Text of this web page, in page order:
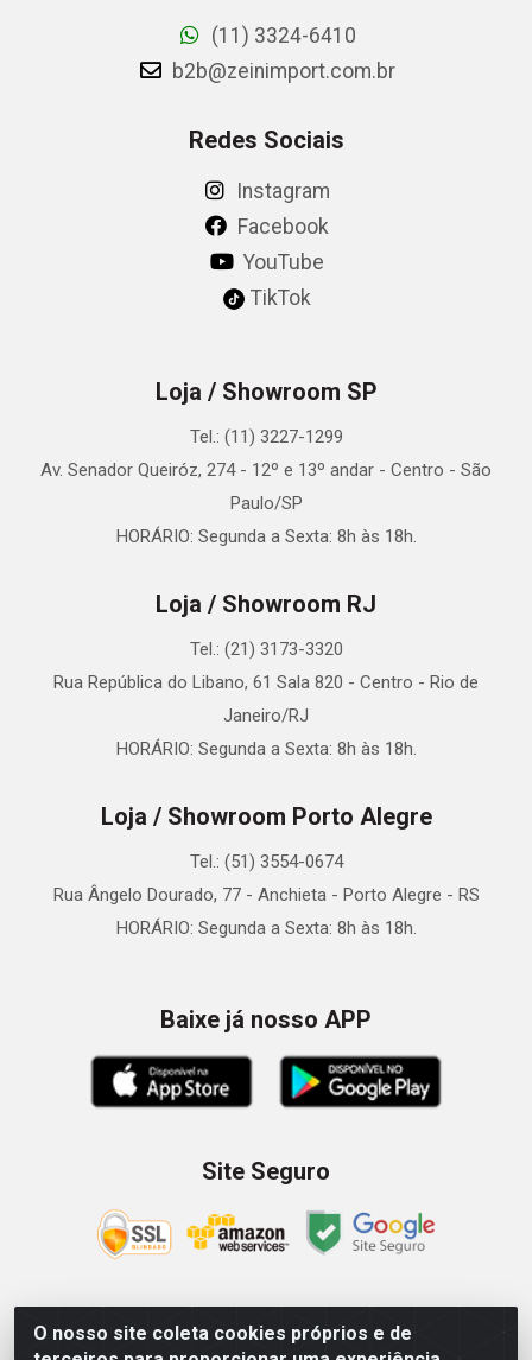
O nosso site coleta cookies próprios e de
(11) 3324-6410
b2b@zeinimport.com.br
Redes Sociais
Instagram
Facebook
YouTube
TikTok
Loja / Showroom SP
Tel.: (11) 3227-1299
Av. Senador Queiróz, 274 - 12º e 13º andar - Centro - São
Paulo/SP
HORÁRIO: Segunda a Sexta: 8h às 18h.
Loja / Showroom RJ
Tel.: (21) 3173-3320
Rua República do Libano, 61 Sala 820 - Centro - Rio de
Janeiro/RJ
HORÁRIO: Segunda a Sexta: 8h às 18h.
Loja / Showroom Porto Alegre
Tel.: (51) 3554-0674
Rua Ângelo Dourado, 77 - Anchieta - Porto Alegre - RS
HORÁRIO: Segunda a Sexta: 8h às 18h.
Baixe já nosso APP
Site Seguro
Zein Importação e Comércio LTDA - Av. Senador Queiróz, 274